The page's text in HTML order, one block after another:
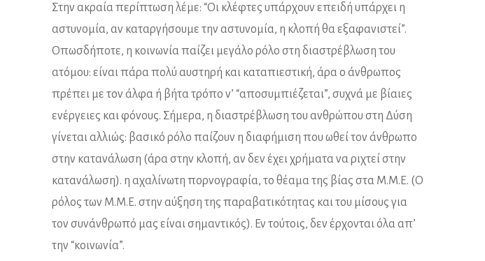
Στην ακραία περίπτωση λέμε: “Οι κλέφτες υπάρχουν επειδή υπάρχει η
αστυνομία, αν καταργήσουμε την αστυνομία, η κλοπή θα εξαφανιστεί”.
Οπωσδήποτε, η κοινωνία παίζει μεγάλο ρόλο στη διαστρέβλωση του
ατόμου: είναι πάρα πολύ αυστηρή και καταπιεστική, άρα ο άνθρωπος
πρέπει με τον άλφα ή βήτα τρόπο ν’ “αποσυμπιέζεται”, συχνά με βίαιες
ενέργειες και φόνους. Σήμερα, η διαστρέβλωση του ανθρώπου στη Δύση
γίνεται αλλιώς: βασικό ρόλο παίζουν η διαφήμιση που ωθεί τον άνθρωπο
στην κατανάλωση (άρα στην κλοπή, αν δεν έχει χρήματα να ριχτεί στην
κατανάλωση). η αχαλίνωτη πορνογραφία, το θέαμα της βίας στα Μ.Μ.Ε. (Ο
ρόλος των Μ.Μ.Ε. στην αύξηση της παραβατικότητας και του μίσους για
τον συνάνθρωπό μας είναι σημαντικός). Εν τούτοις, δεν έρχονται όλα απ’
την “κοινωνία”.